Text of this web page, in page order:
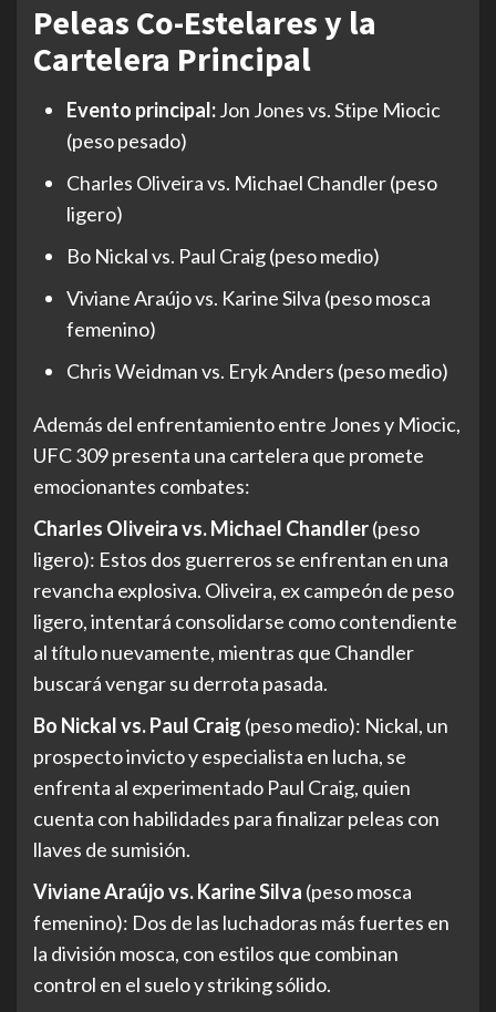
Peleas Co-Estelares y la
Cartelera Principal
Evento principal:Jon Jones vs. Stipe Miocic
(peso pesado)
Charles Oliveira vs. Michael Chandler (peso
ligero)
Bo Nickal vs. Paul Craig (peso medio)
Viviane Araújo vs. Karine Silva (peso mosca
femenino)
Chris Weidman vs. Eryk Anders (peso medio)
Además del enfrentamiento entre Jones y Miocic,
UFC 309 presenta una cartelera que promete
emocionantes combates:
Charles Oliveira vs. Michael Chandler(peso
ligero): Estos dos guerreros se enfrentan en una
revancha explosiva. Oliveira, ex campeón de peso
ligero, intentará consolidarse como contendiente
al título nuevamente, mientras que Chandler
buscará vengar su derrota pasada.
Bo Nickal vs. Paul Craig (peso medio): Nickal, un
prospecto invicto y especialista en lucha, se
enfrenta al experimentado Paul Craig, quien
cuenta con habilidades para finalizar peleas con
llaves de sumisión.
Viviane Araújo vs. Karine Silva (peso mosca
femenino): Dos de las luchadoras más fuertes en
la división mosca, con estilos que combinan
control en el suelo y striking sólido.